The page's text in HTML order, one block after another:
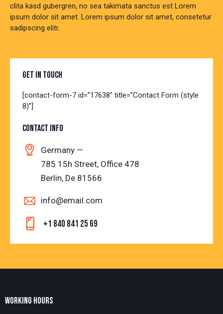
clita kasd gubergren, no sea takimata sanctus est Lorem
ipsum dolor sit amet. Lorem ipsum dolor sit amet, consetetur
sadipscing elitr.
GET IN TOUCH
[contact-form-7 id=”17638″ title=”Contact Form (style
8)”]
CONTACT INFO
Germany —
785 15h Street, Office 478
Berlin, De 81566
info@email.com
+1 840 841 25 69
WORKING HOURS